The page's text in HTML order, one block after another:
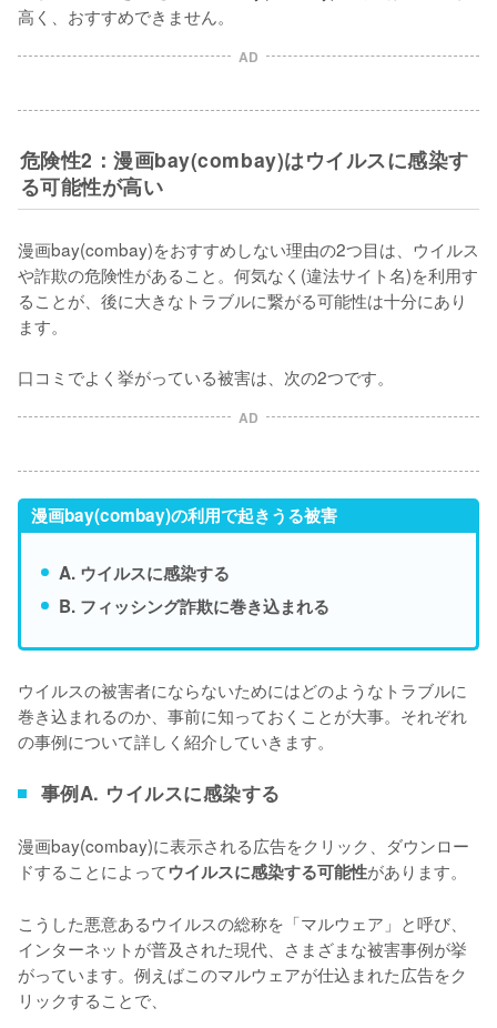
高く、おすすめできません。
AD
危険性2：漫画bay(combay)はウイルスに感染す
る可能性が高い
漫画bay(combay)をおすすめしない理由の2つ目は、 ウイルス
や詐欺の危険性があること。何気なく(違法サイト名)を利用す
ることが、後に大きなトラブルに繋がる可能性は十分にあり
ます。
口コミでよく挙がっている被害は、次の2つです。
AD
漫画bay(combay)の利用で起きうる被害
A. ウイルスに感染する
B. フィッシング詐欺に巻き込まれる
ウイルスの被害者にならないためにはどのようなトラブルに
巻き込まれるのか、事前に知っておくことが大事。それぞれ
の事例について詳しく紹介していきます。
事例A. ウイルスに感染する
漫画bay(combay)に表示される広告をクリック、ダウンロー
ドすることによってウイルスに感染する可能性があります。
こうした悪意あるウイルスの総称を「マルウェア」と呼び、
インターネットが普及された現代、さまざまな被害事例が挙
がっています。例えばこのマルウェアが仕込まれた広告をク
リックすることで、